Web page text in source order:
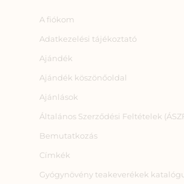
A fiókom
Adatkezelési tájékoztató
Ajándék
Ajándék köszönőoldal
Ajánlások
Általános Szerződési Feltételek
Bemutatkozás
Címkék
Gyógynövény teakeverékek